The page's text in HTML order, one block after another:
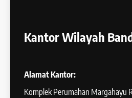
Kantor Wilayah
Alamat Kantor:
Komplek Perumahan Margahayu